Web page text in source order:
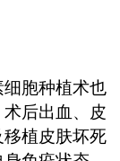
胞种植术也
后出血、皮
植皮肤坏死